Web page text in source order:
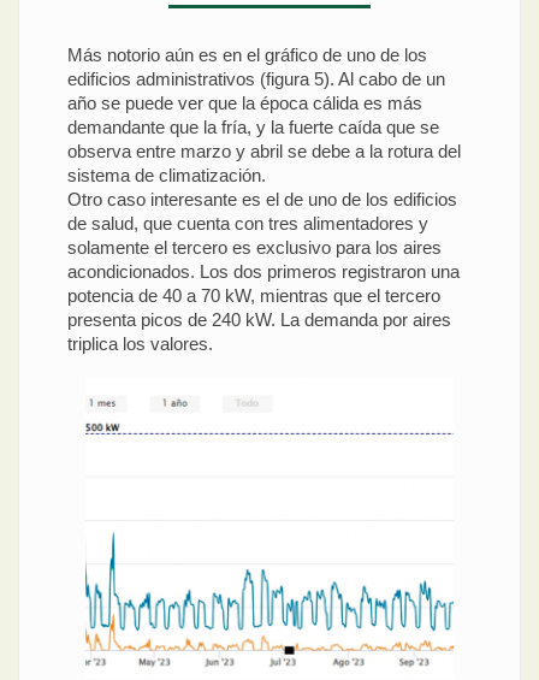
Más notorio aún es en el gráfico de uno de los
edificios administrativos (figura 5). Al cabo de un
año se puede ver que la época cálida es más
demandante que la fría, y la fuerte caída que se
observa entre marzo y abril se debe a la rotura del
sistema de climatización.
Otro caso interesante es el de uno de los edificios
de salud, que cuenta con tres alimentadores y
solamente el tercero es exclusivo para los aires
acondicionados. Los dos primeros registraron una
potencia de 40 a 70 kW, mientras que el tercero
presenta picos de 240 kW. La demanda por aires
triplica los valores.